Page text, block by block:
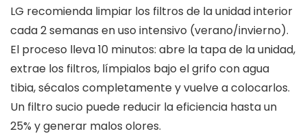
LG recomienda limpiar los filtros de la unidad interior
cada 2 semanas en uso intensivo (verano/invierno).
El proceso lleva 10 minutos: abre la tapa de la unidad,
extrae los filtros, límpialos bajo el grifo con agua
tibia, sécalos completamente y vuelve a colocarlos.
Un filtro sucio puede reducir la eficiencia hasta un
25% y generar malos olores.